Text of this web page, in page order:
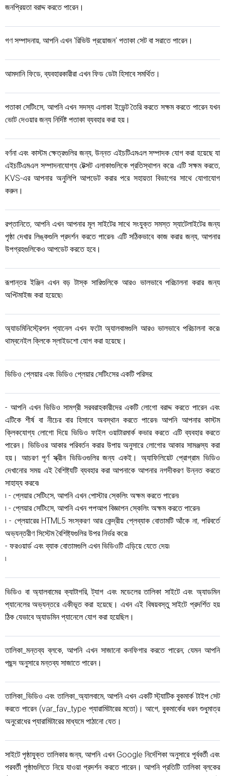
জনপ্রিয়তা বরাদ্দ করতে পারেন।
গণ সম্পাদনায়, আপনি এখন 'রিভিউ প্রয়োজন' পতাকা সেট বা সরাতে পারেন।
আমদানি ফিডে, ব্যবহারকারীরা এখন ফিড ডেটা হিসাবে সমর্থিত।
পতাকা সেটিংসে, আপনি এখন সদস্য এলাকা ইভেন্ট তৈরি করতে সক্ষম করতে পারেন যখন
ভোট দেওয়ার জন্য নির্দিষ্ট পতাকা ব্যবহার করা হয়।
বর্ণনা এবং কাস্টম ক্ষেত্রগুলির জন্য, উন্নত এইচটিএমএল সম্পাদক যোগ করা হয়েছে যা
এইচটিএমএল সম্পাদনাযোগ্য টেক্সট এলাকাগুলিকে প্রতিস্থাপন করে৷ এটি সক্ষম করতে,
KVS-এর আপনার অনুলিপি আপডেট করার পরে সহায়তা বিভাগের সাথে যোগাযোগ
করুন।
রপ্তানিতে, আপনি এখন আপনার মূল সাইটের সাথে সংযুক্ত সমস্ত স্যাটেলাইটের জন্য
পৃষ্ঠা দেখার লিঙ্কগুলি প্রদর্শন করতে পারেন৷ এটি সঠিকভাবে কাজ করার জন্য, আপনার
উপগ্রহগুলিকেও আপডেট করতে হবে।
রূপান্তর ইঞ্জিন এখন বড় টাস্ক সারিগুলিকে আরও ভালভাবে পরিচালনা করার জন্য
অপ্টিমাইজ করা হয়েছে৷
অ্যাডমিনিস্ট্রেশন প্যানেল এখন ফটো অ্যালবামগুলি আরও ভালভাবে পরিচালনা করে৷
থাম্বনেইল ক্লিকে স্লাইডশো যোগ করা হয়েছে।
ভিডিও প্লেয়ার এবং ভিডিও প্লেয়ার সেটিংসের একটি পরিসর:
- আপনি এখন ভিডিও সামগ্রী সরবরাহকারীদের একটি লোগো বরাদ্দ করতে পারেন এবং
এটিকে শীর্ষ বা নীচের বার হিসাবে অবস্থান করতে পারেন৷ আপনি আপনার কাস্টম
ক্লিকযোগ্য লোগো দিয়ে ভিডিও ফাইল ওয়াটারমার্ক কভার করতে এটি ব্যবহার করতে
পারেন। ভিডিওর আকার পরিবর্তন করার উপায় অনুসারে লোগোর আকার সামঞ্জস্য করা
হয়। আচরণ পূর্ণ স্ক্রীন ভিডিওগুলির জন্য একই। অ্যাফিলিয়েট প্রোগ্রাম ভিডিও
দেখানোর সময় এই বৈশিষ্ট্যটি ব্যবহার করা আপনাকে আপনার নগদীকরণ উন্নত করতে
সাহায্য করবে৷
৷ - প্লেয়ার সেটিংসে, আপনি এখন পোস্টার স্কেলিং অক্ষম করতে পারেন৷
৷ - প্লেয়ার সেটিংসে, আপনি এখন পপআপ বিজ্ঞাপন স্কেলিং অক্ষম করতে পারেন৷
৷ - প্লেয়ারের HTML5 সংস্করণ আর কেন্দ্রীয় প্লেব্যাক বোতামটি আঁকে না, পরিবর্তে
অভ্যন্তরীণ সিস্টেম বৈশিষ্ট্যগুলির উপর নির্ভর করে৷
- ফরওয়ার্ড এবং ব্যাক বোতামগুলি এখন ভিডিওটি এড়িয়ে যেতে দেয়৷
৷
ভিডিও বা অ্যালবামের ক্যাটাগরি, ট্যাগ এবং মডেলের তালিকা সাইটে এবং অ্যাডমিন
প্যানেলের অভ্যন্তরে একীভূত করা হয়েছে। এখন এই বিষয়বস্তু সাইটে প্রদর্শিত হয়
ঠিক যেভাবে অ্যাডমিন প্যানেলে যোগ করা হয়েছিল।
তালিকা_মন্তব্য ব্লকে, আপনি এখন সাজানো কনফিগার করতে পারেন; যেমন আপনি
পছন্দ অনুসারে মন্তব্য সাজাতে পারেন।
তালিকা_ভিডিও এবং তালিকা_অ্যালবামে, আপনি এখন একটি স্ট্যাটিক বুকমার্ক টাইপ সেট
করতে পারেন (var_fav_type প্যারামিটারের মতো)। আগে, বুকমার্কের ধরন শুধুমাত্র
অনুরোধের প্যারামিটারের মাধ্যমে পাঠানো যেত।
সাইটে পৃষ্ঠাযুক্ত তালিকার জন্য, আপনি এখন Google নির্দেশিকা অনুসারে পূর্ববর্তী এবং
পরবর্তী পৃষ্ঠাগুলিতে নিয়ে যাওয়া প্রদর্শন করতে পারেন। আপনি প্রতিটি তালিকা ব্লকের